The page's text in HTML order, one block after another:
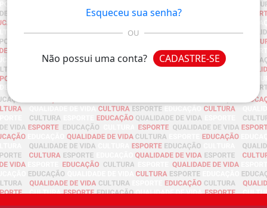
Esqueceu sua senha?
OU
Não possui uma conta? CADASTRE-SE